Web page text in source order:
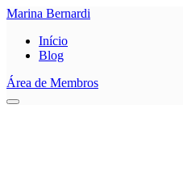
Marina Bernardi
Início
Blog
Área de Membros